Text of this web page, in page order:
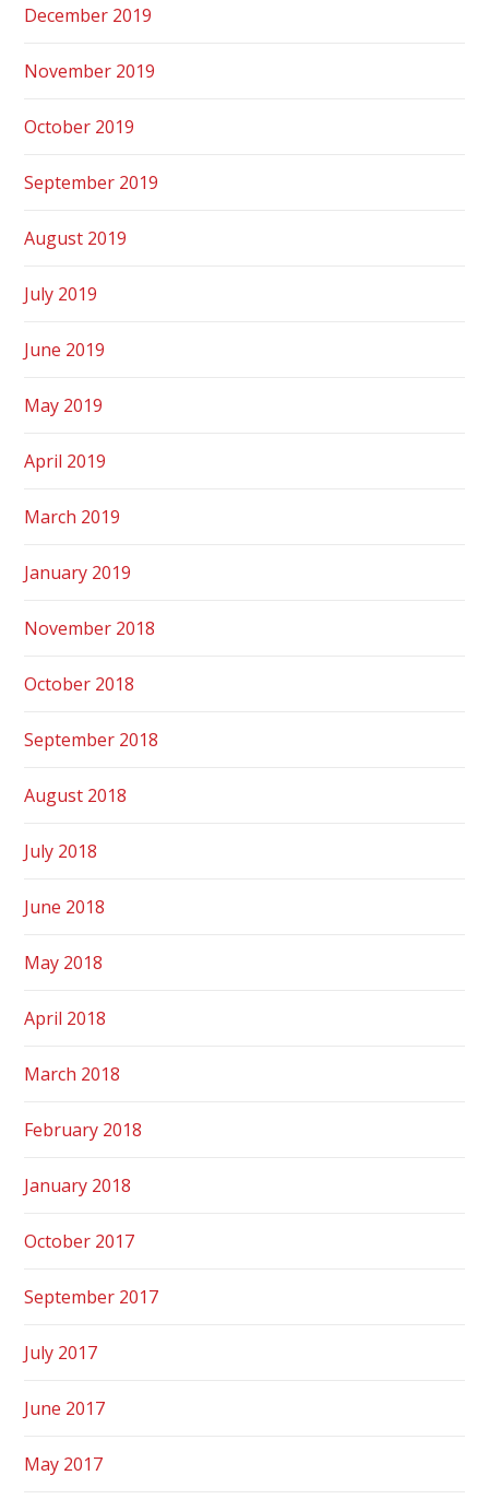
December 2019
November 2019
October 2019
September 2019
August 2019
July 2019
June 2019
May 2019
April 2019
March 2019
January 2019
November 2018
October 2018
September 2018
August 2018
July 2018
June 2018
May 2018
April 2018
March 2018
February 2018
January 2018
October 2017
September 2017
July 2017
June 2017
May 2017